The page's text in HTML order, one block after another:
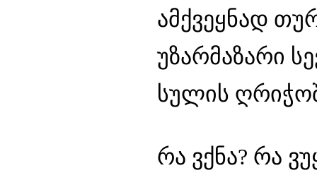
ამქვეყნად
უზარმაზარი
სულის
რა ვქნა? რა